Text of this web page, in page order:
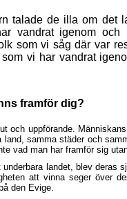
talade de illa om det
vandrat igenom och
som vi såg där var
vi har vandrat
framför dig?
och uppförande.
samma städer och
vad man har framför sig
landet, blev deras
att vinna seger över
den Evige.